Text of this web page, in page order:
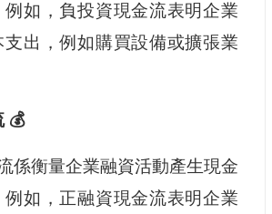
如，負投資現金流表明企業
支出，例如購買設備或擴張業
💰
係衡量企業融資活動產生現金
如，正融資現金流表明企業